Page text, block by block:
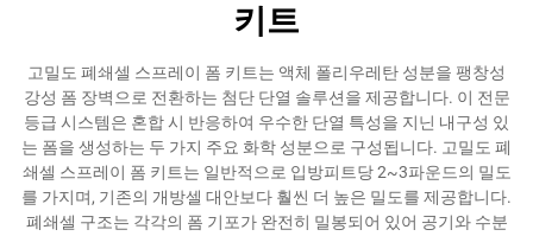
키트
고밀도 폐쇄셀 스프레이 폼 키트는 액체 폴리우레탄 성분을 팽창성
강성 폼 장벽으로 전환하는 첨단 단열 솔루션을 제공합니다. 이 전문
등급 시스템은 혼합 시 반응하여 우수한 단열 특성을 지닌 내구성 있
는 폼을 생성하는 두 가지 주요 화학 성분으로 구성됩니다. 고밀도 폐
쇄셀 스프레이 폼 키트는 일반적으로 입방피트당 2~3파운드의 밀도
를 가지며, 기존의 개방셀 대안보다 훨씬 더 높은 밀도를 제공합니다.
폐쇄셀 구조는 각각의 폼 기포가 완전히 밀봉되어 있어 공기와 수분